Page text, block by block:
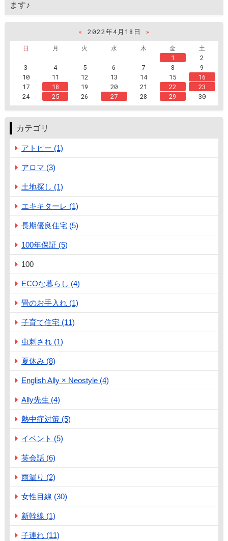
ます♪
« 2022年4月18日
»
日
月 火 水 木 金
土
1
2
3
4 5 6 7 8
9
10
11 12 13 14 15
16
17
18 19 20 21 22
23
24
25 26 27 28 29 30
カテゴリ
アトピー (1)
アロマ (3)
土地探し (1)
エキキターレ (1)
長期優良住宅 (5)
100年保証 (5)
100
ECOな暮らし (4)
畳のお手入れ (1)
子育て住宅 (11)
虫刺され (1)
夏休み (8)
English Ally × Neostyle (4)
Ally先生 (4)
熱中症対策 (5)
イベント (5)
英会話 (6)
雨漏り (2)
女性目線 (30)
新幹線 (1)
子連れ (11)